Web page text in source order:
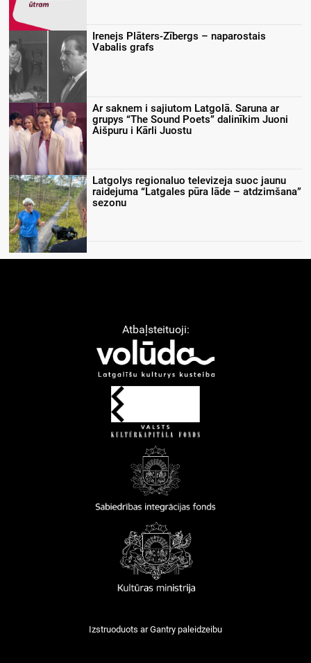
Irenejs Plāters-Zībergs – naparostais
Vabalis grafs
Ar saknem i sajiutom Latgolā. Saruna ar
grupys “The Sound Poets” dalinīkim Juoni
Aišpuru i Kārli Juostu
Latgolys regionaluo televizeja suoc jaunu
raidejuma “Latgales pūra lāde – atdzimšana”
sezonu
Atbaļsteituoji:
Izstruoduots arGantry paleidzeibu